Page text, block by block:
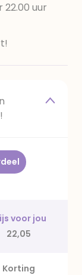
uur
voor jou
22,05
Korting